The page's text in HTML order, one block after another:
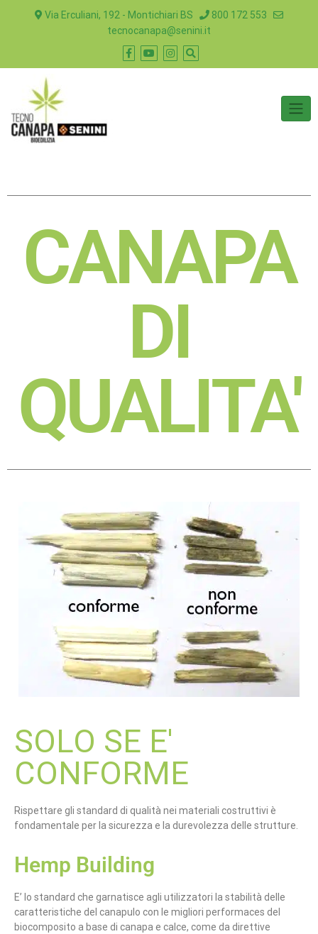
Via Erculiani, 192 - Montichiari BS
800 172 553
tecnocanapa@senini.it
CANAPA
DI
QUALITA'
SOLO SE E'
CONFORME
Rispettare gli standard di qualità nei materiali costruttivi è
fondamentale per la sicurezza e la durevolezza delle strutture.
Hemp Building
E’ lo standard che garnatisce agli utilizzatori la stabilità delle
caratteristiche del canapulo con le migliori performaces del
biocomposito a base di canapa e calce, come da direttive